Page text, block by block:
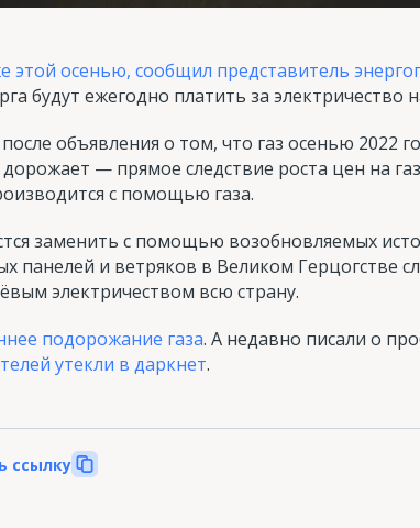
этой осенью, сообщил представитель
будут ежегодно платить за электричество
объявления о том, что газ осенью 2022
— прямое следствие роста цен на
с помощью газа.
заменить с помощью возобновляемых
панелей и ветряков в Великом Герцогстве
электричеством всю страну.
подорожание газа. А недавно писали о
утекли в даркнет.
ссылку